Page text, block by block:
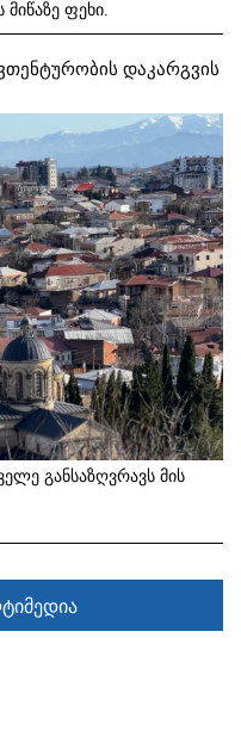
ფეხი.
დაკარგვის
განსაზღვრავს მის